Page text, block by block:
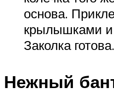
основа.
крылышками и
Заколка готова.
Нежный